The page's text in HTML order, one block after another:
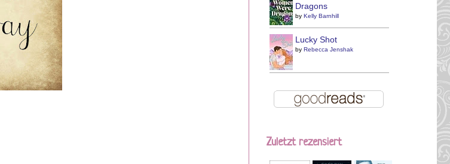
Dragons
by Kelly Barnhill
Lucky Shot
by Rebecca Jenshak
Zuletzt rezensiert